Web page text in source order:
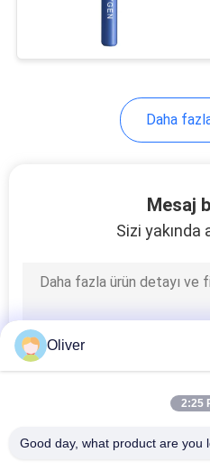
Yangın
Yangın
Makarası
Söndürme
Daha
Mesaj
Sizi yakında
Oliver
2:25
Good day, what product are you